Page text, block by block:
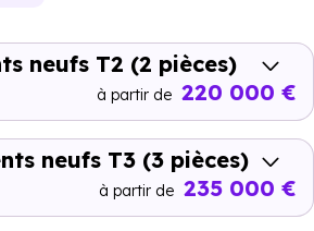
neufs T2 (2 pièces)
à partir de 220 000 €
neufs T3 (3 pièces)
à partir de 235 000 €